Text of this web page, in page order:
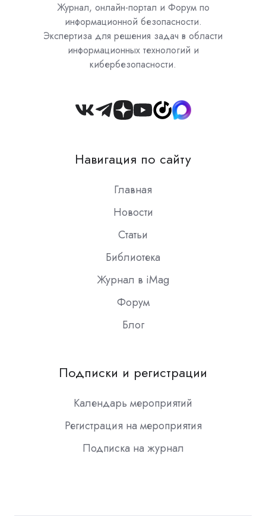
Журнал, онлайн-портал и Форум по
информационной безопасности.
Экспертиза для решения задач в области
информационных технологий и
кибербезопасности.
Join
Slack
Навигация по сайту
Главная
Новости
Статьи
Библиотека
Журнал в iMag
Форум
Блог
Подписки и регистрации
Календарь мероприятий
Регистрация на мероприятия
Подписка на журнал